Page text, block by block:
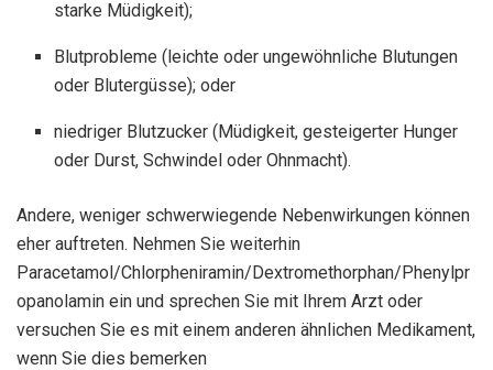
starke Müdigkeit);
Blutprobleme (leichte oder ungewöhnliche Blutungen
oder Blutergüsse); oder
niedriger Blutzucker (Müdigkeit, gesteigerter Hunger
oder Durst, Schwindel oder Ohnmacht).
Andere, weniger schwerwiegende Nebenwirkungen können
eher auftreten. Nehmen Sie weiterhin
Paracetamol/Chlorpheniramin/Dextromethorphan/Phenylpr
opanolamin ein und sprechen Sie mit Ihrem Arzt oder
versuchen Sie es mit einem anderen ähnlichen Medikament,
wenn Sie dies bemerken